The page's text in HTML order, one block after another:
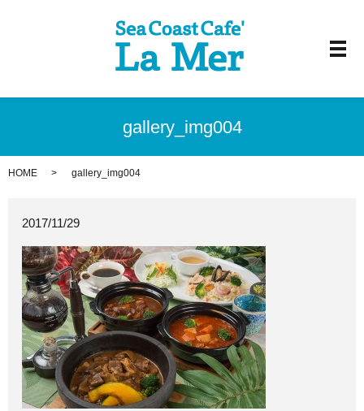
メ
gallery_img004
HOME gallery_img004
2017/11/29